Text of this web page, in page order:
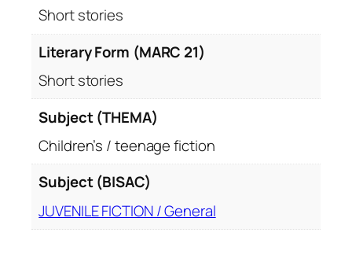
Short stories
Literary Form (MARC 21)
Short stories
Subject (THEMA)
Children’s / teenage fiction
Subject (BISAC)
JUVENILE FICTION / General